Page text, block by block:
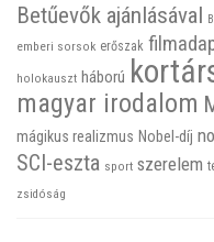
Betűevők ajánlásával
emberi sorsok erőszak
holokauszt háború
magyar irodalom
mágikus realizmus Nobel-díj
SCI-eszta sport szerelem
zsidóság